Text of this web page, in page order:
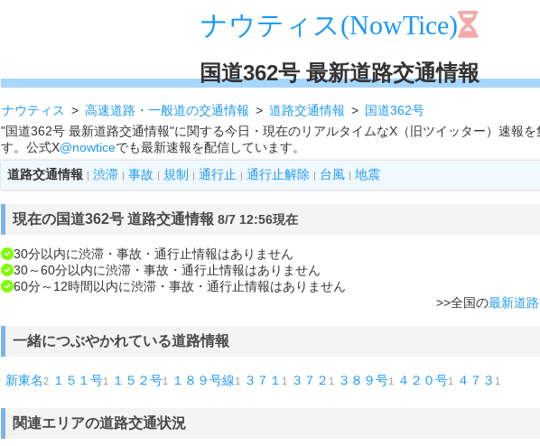
ナウティス(NowTice)
国道362号 最新道路交通情報
ナウティス 高速道路・一般道の交通情報 道路交通情報
国道362号
"国道362号 最新道路交通情報"に関する今日・現在のリアルタイムなX（旧ツイッター）速報を
す。公式X@nowticeでも最新速報を配信しています。
道路交通情報
渋滞 事故 規制 通行止 通行止解除 台風 地震
現在の国道362号 道路交通情報 8/7 12:56現在
30分以内に渋滞・事故・通行止情報はありません
30～60分以内に渋滞・事故・通行止情報はありません
60分～12時間以内に渋滞・事故・通行止情報はありません
>>全国の最新道
一緒につぶやかれている道路情報
新東名2 １５１号1 １５２号1 １８９号線1 ３７１ 1 ３７２ 1 ３８９号1 ４２０号1 ４７３ 1
関連エリアの道路交通状況